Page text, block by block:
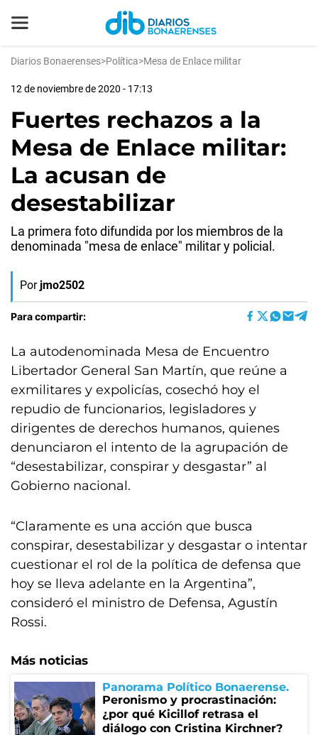
Diarios Bonaerenses>Política>Mesa de Enlace militar
12 de noviembre de 2020 - 17:13
Fuertes rechazos a la
Mesa de Enlace militar:
La acusan de
desestabilizar
La primera foto difundida por los miembros de la
denominada "mesa de enlace" militar y policial.
Por jmo2502
Para compartir:
La autodenominada Mesa de Encuentro
Libertador General San Martín, que reúne a
exmilitares y expolicías, cosechó hoy el
repudio de funcionarios, legisladores y
dirigentes de derechos humanos, quienes
denunciaron el intento de la agrupación de
“desestabilizar, conspirar y desgastar” al
Gobierno nacional.
“Claramente es una acción que busca
conspirar, desestabilizar y desgastar o intentar
cuestionar el rol de la política de defensa que
hoy se lleva adelante en la Argentina”,
consideró el ministro de Defensa, Agustín
Rossi.
Más noticias
Panorama Político Bonaerense
Peronismo y procrastinación:
¿por qué Kicillof retrasa el
diálogo con Cristina Kirchner?